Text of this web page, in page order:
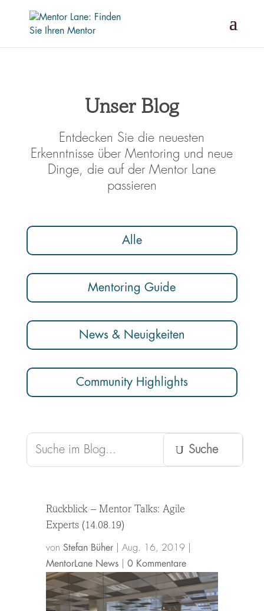
Unser Blog
Entdecken Sie die neuesten
Erkenntnisse über Mentoring und neue
Dinge, die auf der Mentor Lane
passieren
Alle
Mentoring Guide
News & Neuigkeiten
Community Highlights
Rückblick – Mentor Talks: Agile
Experts (14.08.19)
vonStefan Büher |Aug. 16, 2019
MentorLane News |0 Kommentare